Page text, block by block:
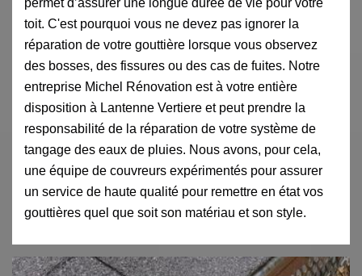
toit. C'est pourquoi vous ne devez pas ignorer la
réparation de votre gouttière lorsque vous observez
des bosses, des fissures ou des cas de fuites. Notre
entreprise Michel Rénovation est à votre entière
disposition à Lantenne Vertiere et peut prendre la
responsabilité de la réparation de votre système de
tangage des eaux de pluies. Nous avons, pour cela,
une équipe de couvreurs expérimentés pour assurer
un service de haute qualité pour remettre en état vos
gouttières quel que soit son matériau et son style.